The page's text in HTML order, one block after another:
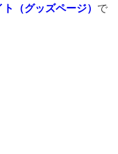
（グッズページ） で